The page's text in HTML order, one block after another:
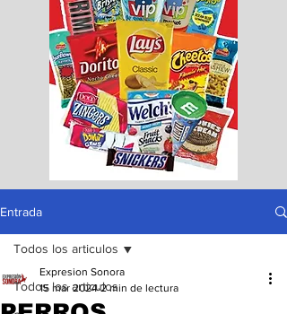
Entrada
Todos los articulos
Todos los articulos
Expresion Sonora
15 mar 2024 2 min de lectura